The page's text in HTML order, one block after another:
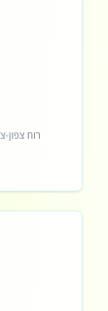
רוח צפון-